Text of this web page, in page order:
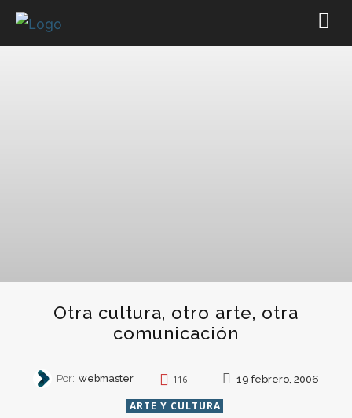
Otra cultura, otro arte, otra
comunicación
Por: webmaster 116 19 febrero, 2006
ARTE Y CULTURA